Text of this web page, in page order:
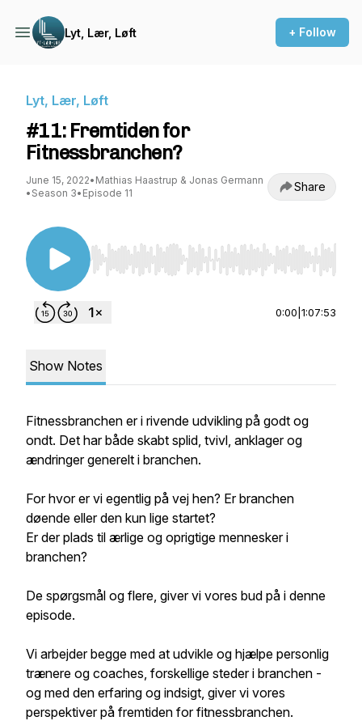
Lyt, Lær, Løft + Follow
Lyt, Lær, Løft
#11: Fremtiden for
Fitnessbranchen?
June 15, 2022• Mathias Haastrup & Jonas Germann
• Season 3• Episode 11 Share
Use Left/Right to seek, Home/End to jump to
0:00 1:07:53
Show Notes
Fitnessbranchen er i rivende udvikling på godt og
ondt. Det har både skabt splid, tvivl, anklager og
ændringer generelt i branchen.
For hvor er vi egentlig på vej hen? Er branchen
døende eller den kun lige startet?
Er der plads til ærlige og oprigtige mennesker i
branchen?
De spørgsmål og flere, giver vi vores bud på i denne
episode.
Vi arbejder begge med at udvikle og hjælpe personlig
trænere og coaches, forskellige steder i branchen -
og med den erfaring og indsigt, giver vi vores
perspektiver på fremtiden for fitnessbranchen.